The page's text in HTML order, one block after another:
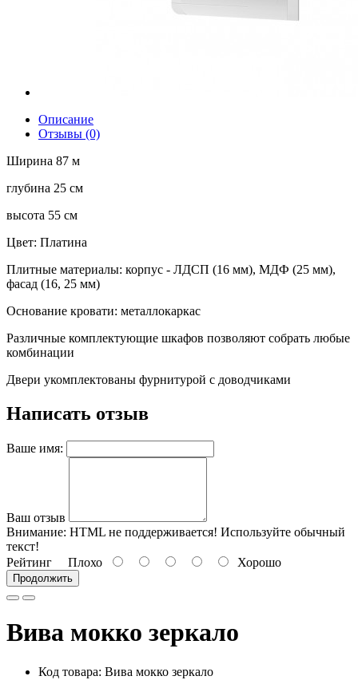
Описание
Отзывы (0)
Ширина 87 м
глубина 25 см
высота 55 см
Цвет: Платина
Плитные материалы: корпус - ЛДСП (16 мм), МДФ (25 мм),
фасад (16, 25 мм)
Основание кровати: металлокаркас
Различные комплектующие шкафов позволяют собрать любые
комбинации
Двери укомплектованы фурнитурой с доводчиками
Написать отзыв
Ваше имя:
Ваш отзыв
Внимание: HTML не поддерживается! Используйте обычный
текст!
Рейтинг Плохо Хорошо
Продолжить
Вива мокко зеркало
Код товара: Вива мокко зеркало